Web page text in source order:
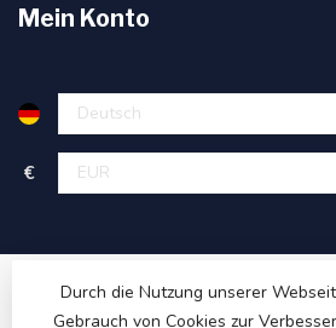
Mein Konto
€
Durch die Nutzung unserer
Gebrauch von Cookies zur